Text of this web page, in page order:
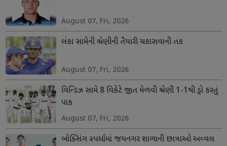
August 07, Fri, 2026
લંકા સામેની શ્રેણીની તૈયારી ચકાસવાની તક
August 07, Fri, 2026
વિન્ડિઝ સામે 8 વિકેટે જીત મેળવી શ્રેણી 1-1થી ડ્રો કરતું
પાક
August 07, Fri, 2026
બોક્સિંગ સ્પર્ધામાં જયનગર શાળાની છાત્રાઓ અવ્વલ